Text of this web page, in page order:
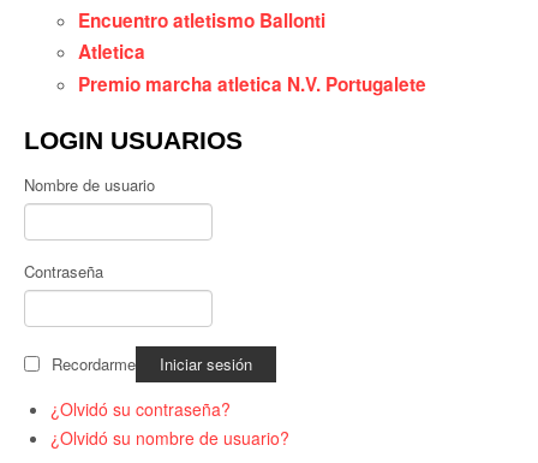
Encuentro atletismo Ballonti
Atletica
Premio marcha atletica N.V. Portugalete
LOGIN USUARIOS
Nombre de usuario
Contraseña
Recordarme
¿Olvidó su contraseña?
¿Olvidó su nombre de usuario?